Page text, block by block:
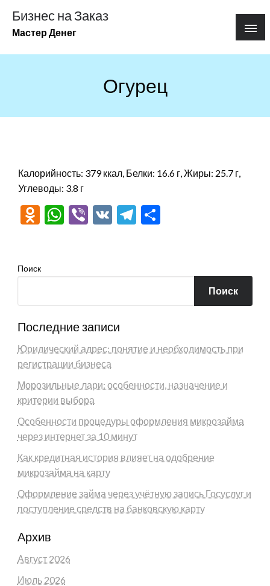
содержимому
Бизнес на Заказ
Мастер Денег
Огурец
Калорийность: 379 ккал, Белки: 16.6 г, Жиры: 25.7 г,
Углеводы: 3.8 г
Odnoklassniki
WhatsApp
Viber
VK Telegram
Поиск
Поиск
Последние записи
Юридический адрес: понятие и необходимость при
регистрации бизнеса
Морозильные лари: особенности, назначение и
критерии выбора
Особенности процедуры оформления микрозайма
через интернет за 10 минут
Как кредитная история влияет на одобрение
микрозайма на карту
Оформление займа через учётную запись Госуслуг и
поступление средств на банковскую карту
Архив
Август 2026
Июль 2026